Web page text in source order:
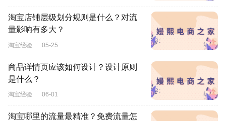
淘宝店铺层级划分规则是什么？对流
量影响有多大？
淘宝经验 05-25
商品详情页应该如何设计？设计原则
是什么？
淘宝经验 06-01
淘宝哪里的流量最精准？免费流量怎